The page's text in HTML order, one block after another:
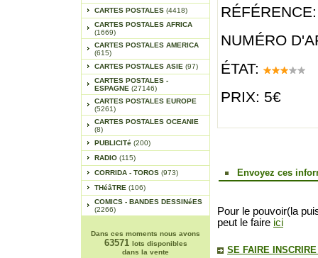
CARTES POSTALES (4418)
CARTES POSTALES AFRICA
(1669)
CARTES POSTALES AMERICA
(615)
CARTES POSTALES ASIE (97)
CARTES POSTALES -
ESPAGNE (27146)
CARTES POSTALES EUROPE
(5261)
CARTES POSTALES OCEANIE
(8)
PUBLICITé (200)
RADIO (115)
CORRIDA - TOROS (973)
THéâTRE (106)
COMICS - BANDES DESSINéES
(2266)
Dans ces moments nous avons
63571 lots disponibles
dans la vente
NUMÉRO
ÉTAT:
PRIX: 5€
Envoyez ces
Pour le pouvoir(la
peut le faire ici
SE FAIRE